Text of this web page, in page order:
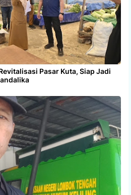
Pasar Kuta, Siap Jadi